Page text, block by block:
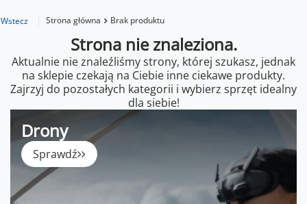
Wstecz Strona główna Brak produktu
Strona nie znaleziona.
Aktualnie nie znaleźliśmy strony, której szukasz, jednak
na sklepie czekają na Ciebie inne ciekawe produkty.
Zajrzyj do pozostałych kategorii i wybierz sprzęt idealny
dla siebie!
Drony
Sprawdź